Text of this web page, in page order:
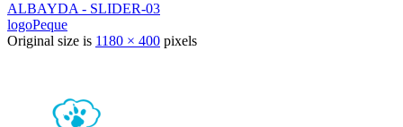
ALBAYDA - SLIDER-03
logoPeque
Original size is 1180 × 400 pixels